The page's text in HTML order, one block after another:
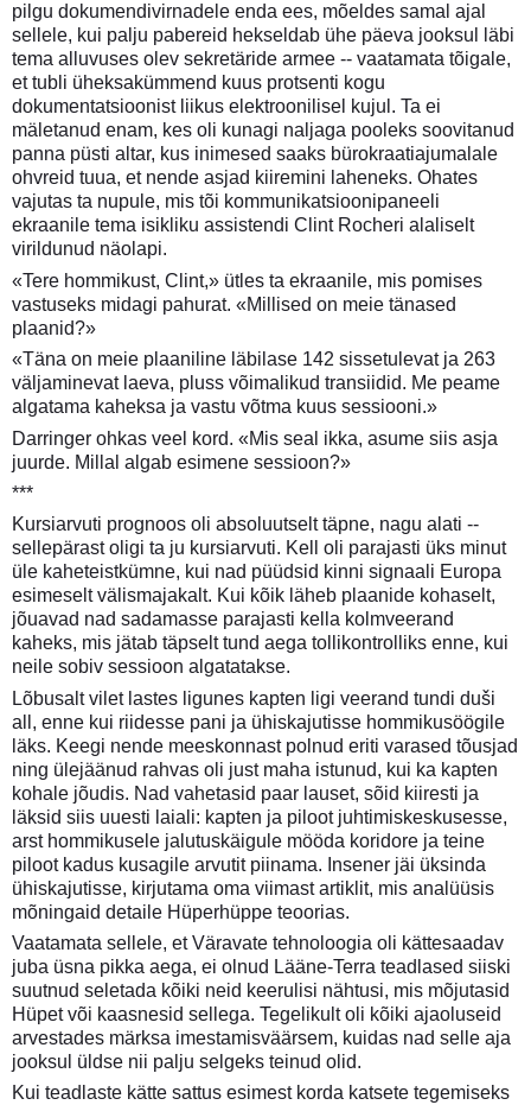
pilgu dokumendivirnadele enda ees, mõeldes samal ajal
sellele, kui palju pabereid hekseldab ühe päeva jooksul läbi
tema alluvuses olev sekretäride armee -- vaatamata tõigale,
et tubli üheksakümmend kuus protsenti kogu
dokumentatsioonist liikus elektroonilisel kujul. Ta ei
mäletanud enam, kes oli kunagi naljaga pooleks soovitanud
panna püsti altar, kus inimesed saaks bürokraatiajumalale
ohvreid tuua, et nende asjad kiiremini laheneks. Ohates
vajutas ta nupule, mis tõi kommunikatsioonipaneeli
ekraanile tema isikliku assistendi Clint Rocheri alaliselt
virildunud näolapi.
«Tere hommikust, Clint,» ütles ta ekraanile, mis pomises
vastuseks midagi pahurat. «Millised on meie tänased
plaanid?»
«Täna on meie plaaniline läbilase 142 sissetulevat ja 263
väljaminevat laeva, pluss võimalikud transiidid. Me peame
algatama kaheksa ja vastu võtma kuus sessiooni.»
Darringer ohkas veel kord. «Mis seal ikka, asume siis asja
juurde. Millal algab esimene sessioon?»
***
Kursiarvuti prognoos oli absoluutselt täpne, nagu alati --
sellepärast oligi ta ju kursiarvuti. Kell oli parajasti üks minut
üle kaheteistkümne, kui nad püüdsid kinni signaali Europa
esimeselt välismajakalt. Kui kõik läheb plaanide kohaselt,
jõuavad nad sadamasse parajasti kella kolmveerand
kaheks, mis jätab täpselt tund aega tollikontrolliks enne, kui
neile sobiv sessioon algatatakse.
Lõbusalt vilet lastes ligunes kapten ligi veerand tundi duši
all, enne kui riidesse pani ja ühiskajutisse hommikusöögile
läks. Keegi nende meeskonnast polnud eriti varased tõusjad
ning ülejäänud rahvas oli just maha istunud, kui ka kapten
kohale jõudis. Nad vahetasid paar lauset, sõid kiiresti ja
läksid siis uuesti laiali: kapten ja piloot juhtimiskeskusesse,
arst hommikusele jalutuskäigule mööda koridore ja teine
piloot kadus kusagile arvutit piinama. Insener jäi üksinda
ühiskajutisse, kirjutama oma viimast artiklit, mis analüüsis
mõningaid detaile Hüperhüppe teoorias.
Vaatamata sellele, et Väravate tehnoloogia oli kättesaadav
juba üsna pikka aega, ei olnud Lääne-Terra teadlased siiski
suutnud seletada kõiki neid keerulisi nähtusi, mis mõjutasid
Hüpet või kaasnesid sellega. Tegelikult oli kõiki ajaoluseid
arvestades märksa imestamisväärsem, kuidas nad selle aja
jooksul üldse nii palju selgeks teinud olid.
Kui teadlaste kätte sattus esimest korda katsete tegemiseks